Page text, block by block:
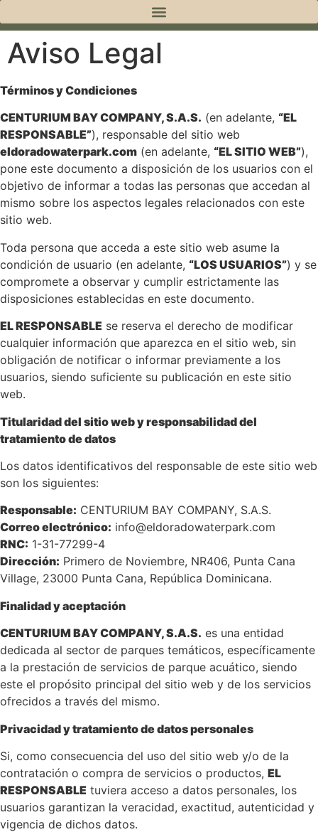
Aviso Legal
Términos y Condiciones
CENTURIUM BAY COMPANY, S.A.S. (en adelante, “EL
RESPONSABLE”), responsable del sitio web
eldoradowaterpark.com (en adelante, “EL SITIO WEB”),
pone este documento a disposición de los usuarios con el
objetivo de informar a todas las personas que accedan al
mismo sobre los aspectos legales relacionados con este
sitio web.
Toda persona que acceda a este sitio web asume la
condición de usuario (en adelante, “LOS USUARIOS”) y se
compromete a observar y cumplir estrictamente las
disposiciones establecidas en este documento.
EL RESPONSABLE se reserva el derecho de modificar
cualquier información que aparezca en el sitio web, sin
obligación de notificar o informar previamente a los
usuarios, siendo suficiente su publicación en este sitio
web.
Titularidad del sitio web y responsabilidad del
tratamiento de datos
Los datos identificativos del responsable de este sitio web
son los siguientes:
Responsable: CENTURIUM BAY COMPANY, S.A.S.
Correo electrónico: info@eldoradowaterpark.com
RNC: 1-31-77299-4
Dirección: Primero de Noviembre, NR406, Punta Cana
Village, 23000 Punta Cana, República Dominicana.
Finalidad y aceptación
CENTURIUM BAY COMPANY, S.A.S. es una entidad
dedicada al sector de parques temáticos, específicamente
a la prestación de servicios de parque acuático, siendo
este el propósito principal del sitio web y de los servicios
ofrecidos a través del mismo.
Privacidad y tratamiento de datos personales
Si, como consecuencia del uso del sitio web y/o de la
contratación o compra de servicios o productos, EL
RESPONSABLE tuviera acceso a datos personales, los
usuarios garantizan la veracidad, exactitud, autenticidad y
vigencia de dichos datos.